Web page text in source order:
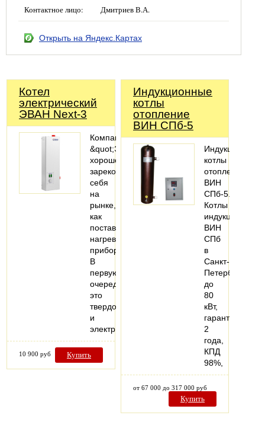
Контактное лицо: Дмитриев В.А.
Открыть на Яндекс.Картах
Котел
электрический
ЭВАН Next-3
Компания
&quot;Эван&quot;
хорошо
зарекомендовала
себя
на
рынке,
как
поставщик
нагревательных
приборов.
В
первую
очередь
это
твердотопливные
и
электрические…
10 900 руб Купить
Индукционные
котлы
отопление
ВИН СПб-5
Индукционные
котлы
отопление
ВИН
СПб-5.
Котлы
индукционные
ВИН
СПб
в
Санкт-
Петербурге
до
80
кВт,
гарантия
2
года,
КПД
98%,
от 67 000 до 317 000 руб
Купить